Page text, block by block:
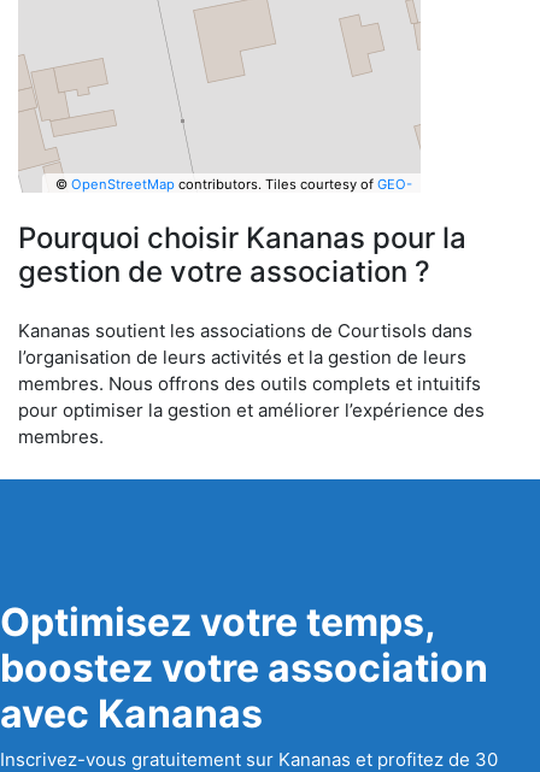
© OpenStreetMapcontributors. Tiles courtesy of GEO-
Pourquoi choisir Kananas pour la
gestion de votre association ?
Kananas soutient les associations de Courtisols dans
l’organisation de leurs activités et la gestion de leurs
membres. Nous offrons des outils complets et intuitifs
pour optimiser la gestion et améliorer l’expérience des
membres.
Optimisez votre temps,
boostez votre association
avec Kananas
Inscrivez-vous gratuitement sur Kananas et profitez de 30